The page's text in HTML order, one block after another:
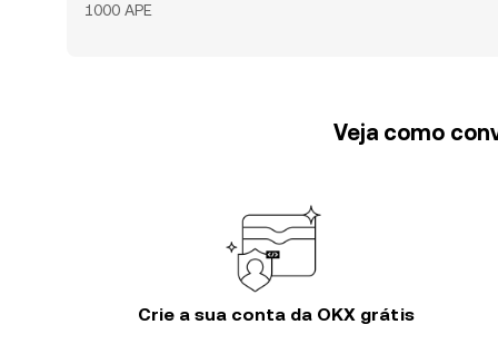
1000 APE
Veja como
Crie a sua conta da OKX grátis